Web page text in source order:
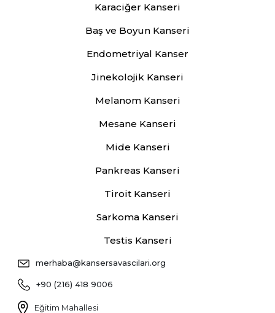
Karaciğer Kanseri
Baş ve Boyun Kanseri
Endometriyal Kanser
Jinekolojik Kanseri
Melanom Kanseri
Mesane Kanseri
Mide Kanseri
Pankreas Kanseri
Tiroit Kanseri
Sarkoma Kanseri
Testis Kanseri
merhaba@kansersavascilari.org
+90 (216) 418 9006
Eğitim Mahallesi